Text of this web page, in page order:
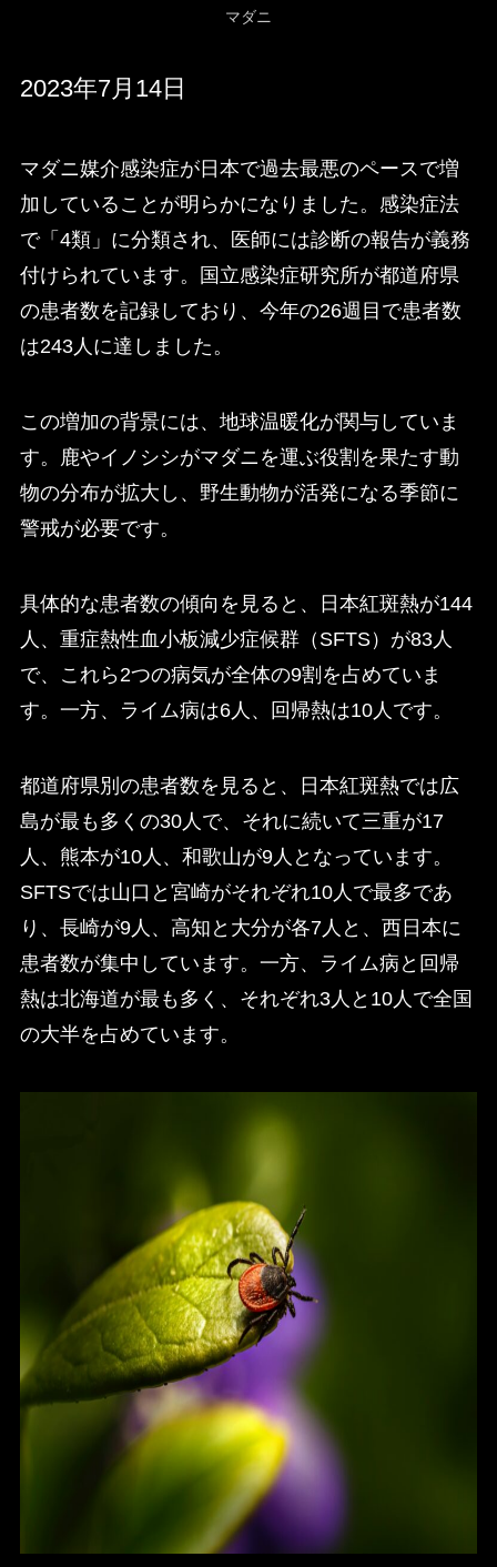
マダニ
2023年7月14日
マダニ媒介感染症が日本で過去最悪のペースで増
加していることが明らかになりました。感染症法
で「4類」に分類され、医師には診断の報告が義務
付けられています。国立感染症研究所が都道府県
の患者数を記録しており、今年の26週目で患者数
は243人に達しました。
この増加の背景には、地球温暖化が関与していま
す。鹿やイノシシがマダニを運ぶ役割を果たす動
物の分布が拡大し、野生動物が活発になる季節に
警戒が必要です。
具体的な患者数の傾向を見ると、日本紅斑熱が144
人、重症熱性血小板減少症候群（SFTS）が83人
で、これら2つの病気が全体の9割を占めていま
す。一方、ライム病は6人、回帰熱は10人です。
都道府県別の患者数を見ると、日本紅斑熱では広
島が最も多くの30人で、それに続いて三重が17
人、熊本が10人、和歌山が9人となっています。
SFTSでは山口と宮崎がそれぞれ10人で最多であ
り、長崎が9人、高知と大分が各7人と、西日本に
患者数が集中しています。一方、ライム病と回帰
熱は北海道が最も多く、それぞれ3人と10人で全国
の大半を占めています。